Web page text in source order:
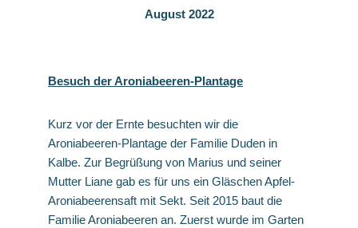
August 2022
Besuch der Aroniabeeren-Plantage
Kurz vor der Ernte besuchten wir die
Aroniabeeren-Plantage der Familie Duden in
Kalbe. Zur Begrüßung von Marius und seiner
Mutter Liane gab es für uns ein Gläschen Apfel-
Aroniabeerensaft mit Sekt. Seit 2015 baut die
Familie Aroniabeeren an. Zuerst wurde im Garten